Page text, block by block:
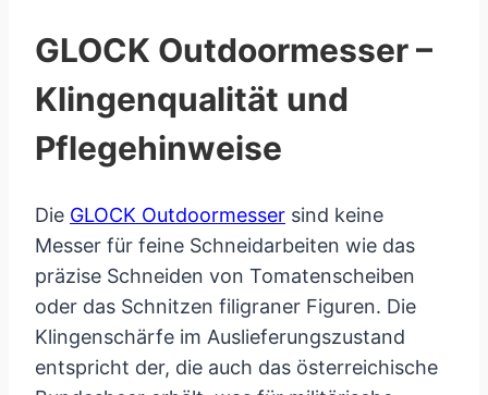
GLOCK Outdoormesser –
Klingenqualität und
Pflegehinweise
Die GLOCK Outdoormesser sind keine
Messer für feine Schneidarbeiten wie das
präzise Schneiden von Tomatenscheiben
oder das Schnitzen filigraner Figuren. Die
Klingenschärfe im Auslieferungszustand
entspricht der, die auch das österreichische